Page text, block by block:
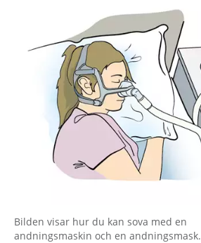
Bilden visar hur du kan sova med en
andningsmaskin och en andningsmask.